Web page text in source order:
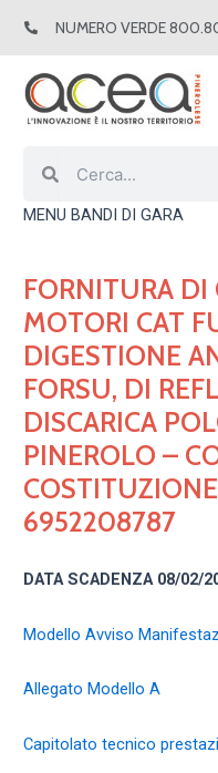
NUMERO VERDE
MENU BANDI DI GARA
FORNITURA DI
MOTORI CAT
DIGESTIONE
FORSU, DI
DISCARICA
PINEROLO –
6952208787
DATA SCADENZA 08/02/
Modello Avviso
Allegato Modello A
Capitolato tecnico